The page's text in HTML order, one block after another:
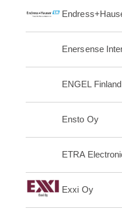
Enersense
ENGEL
Ensto Oy
ETRA
Exxi Oy